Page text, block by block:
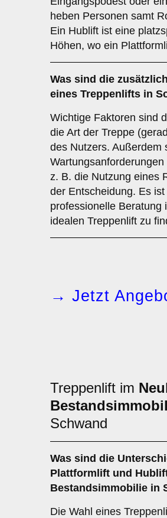
heben Personen samt
Ein Hublift ist eine
Höhen, wo ein
Was sind die
eines Treppenlifts in
Wichtige Faktoren sind
die Art der Treppe
des Nutzers. Außerdem
z. B. die Nutzung eines
der Entscheidung. Es
professionelle Beratung
idealen Treppenlift zu
→ Jetzt
Treppenlift im
Schwand
Was sind die
Plattformlift und
Bestandsimmobilie in
Die Wahl eines